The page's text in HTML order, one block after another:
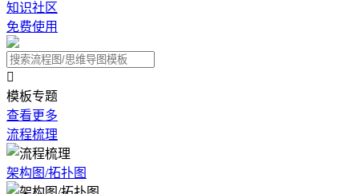
知识社区
免费使用

模板专题
查看更多
流程梳理
架构图/拓扑图